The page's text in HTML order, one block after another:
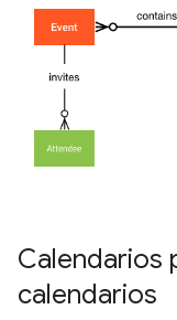
Calendarios
calendarios